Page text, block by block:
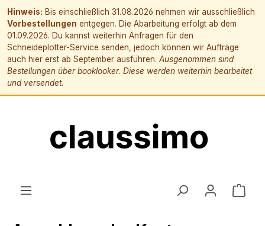
Hinweis: Bis einschließlich 31.08.2026 nehmen wir ausschließlich
Vorbestellungen entgegen. Die Abarbeitung erfolgt ab dem
01.09.2026. Du kannst weiterhin Anfragen für den
Schneideplotter-Service senden, jedoch können wir Aufträge
auch hier erst ab September ausführen. Ausgenommen sind
Bestellungen über booklooker. Diese werden weiterhin bearbeitet
und versendet.